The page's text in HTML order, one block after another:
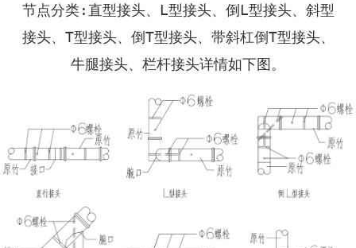
节点分类:直型接头、L型接头、倒L型接头、斜型
接头、T型接头、倒T型接头、带斜杠倒T型接头、
牛腿接头、栏杆接头详情如下图。